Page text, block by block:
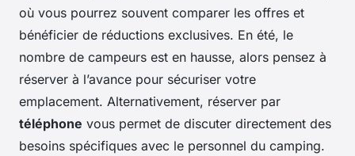
où vous pourrez souvent comparer les offres et
bénéficier de réductions exclusives. En été, le
nombre de campeurs est en hausse, alors pensez à
réserver à l’avance pour sécuriser votre
emplacement. Alternativement, réserver par
téléphone vous permet de discuter directement des
besoins spécifiques avec le personnel du camping.